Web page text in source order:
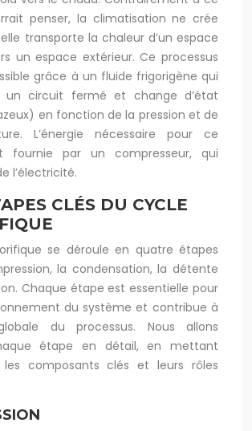
penser, la climatisation ne crée
transporte la chaleur d’un espace
un espace extérieur. Ce processus
grâce à un fluide frigorigène qui
un circuit fermé et change d’état
en fonction de la pression et de
L’énergie nécessaire pour ce
fournie par un compresseur, qui
l’électricité.
CLÉS DU CYCLE
se déroule en quatre étapes
la condensation, la détente
Chaque étape est essentielle pour
du système et contribue à
du processus. Nous allons
étape en détail, en mettant
les composants clés et leurs rôles